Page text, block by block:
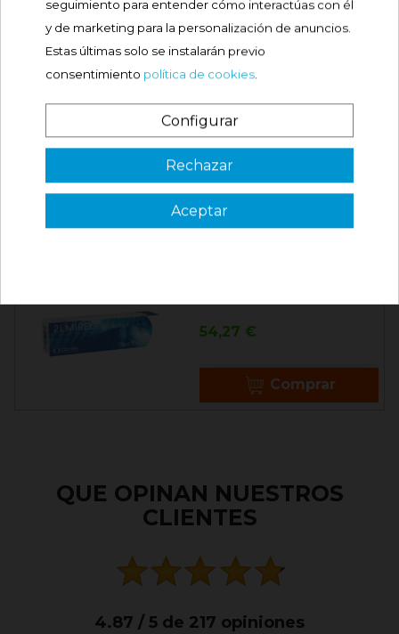
Precio
48,15 €
LABO-LIFE 2LS1 30
CÁPSULAS
Precio
48,15 €
Comprar
Precio
54,27 €
Comprar
QUE OPINAN NUESTROS
CLIENTES
4.87 / 5 de 217 opiniones
¿Es tu primera vez? ¡SORPRESA!
VER CÓDIGO
3 €
seguimiento para entender cómo interactúas con él
y de marketing para la personalización de anuncios.
Estas últimas solo se instalarán previo
consentimiento política de cookies
Configurar
Rechazar
Aceptar